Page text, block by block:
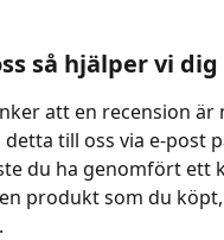
så hjälper vi dig
att en recension
till oss via e-post
du ha genomfört ett
produkt som du